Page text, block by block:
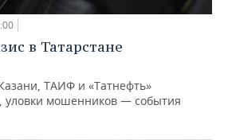
в Татарстане
ТАИФ и «Татнефть»
уловки мошенников — события